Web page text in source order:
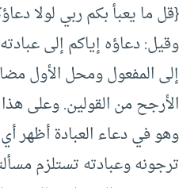
{قل ما يعبأ بكم ربي لولا
وقيل: دعاؤه إياكم إلى
إلى المفعول ومحل الأول
الأرجح من القولين. وعلى
وهو في دعاء العبادة أظهر أي
ترجونه وعبادته تستلزم